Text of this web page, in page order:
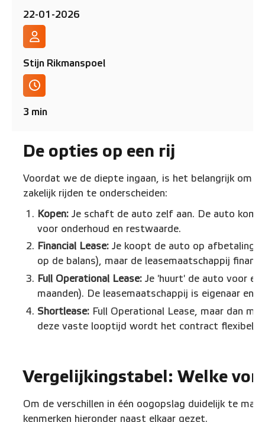
22-01-2026
Stijn Rikmanspoel
3 min
De opties op een rij
Voordat we de diepte ingaan, is het belangrijk om
zakelijk rijden te onderscheiden:
Kopen: Je schaft de auto zelf aan. De auto
voor onderhoud en restwaarde.
Financial Lease: Je koopt de auto op afbetaling.
op de balans), maar de leasemaatschappij
Full Operational Lease: Je 'huurt' de auto voor
maanden). De leasemaatschappij is eigenaar en
Shortlease: Full Operational Lease, maar dan
deze vaste looptijd wordt het contract flexibel
Vergelijkingstabel: Welke
Om de verschillen in één oogopslag duidelijk te
kenmerken hieronder naast elkaar gezet.